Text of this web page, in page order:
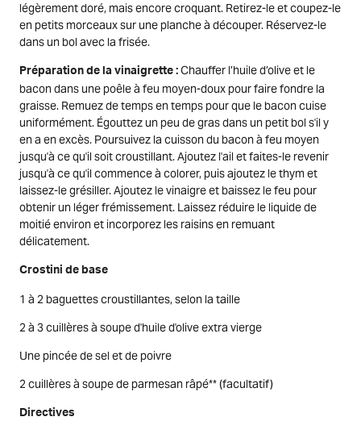
légèrement doré, mais encore croquant. Retirez-le et coupez-le
en petits morceaux sur une planche à découper. Réservez-le
dans un bol avec la frisée.
Préparation de la vinaigrette : Chauffer l’huile d’olive et le
bacon dans une poêle à feu moyen-doux pour faire fondre la
graisse. Remuez de temps en temps pour que le bacon cuise
uniformément. Égouttez un peu de gras dans un petit bol s'il y
en a en excès. Poursuivez la cuisson du bacon à feu moyen
jusqu'à ce qu'il soit croustillant. Ajoutez l'ail et faites-le revenir
jusqu'à ce qu'il commence à colorer, puis ajoutez le thym et
laissez-le grésiller. Ajoutez le vinaigre et baissez le feu pour
obtenir un léger frémissement. Laissez réduire le liquide de
moitié environ et incorporez les raisins en remuant
délicatement.
Crostini de base
1 à 2 baguettes croustillantes, selon la taille
2 à 3 cuillères à soupe d'huile d'olive extra vierge
Une pincée de sel et de poivre
2 cuillères à soupe de parmesan râpé** (facultatif)
Directives